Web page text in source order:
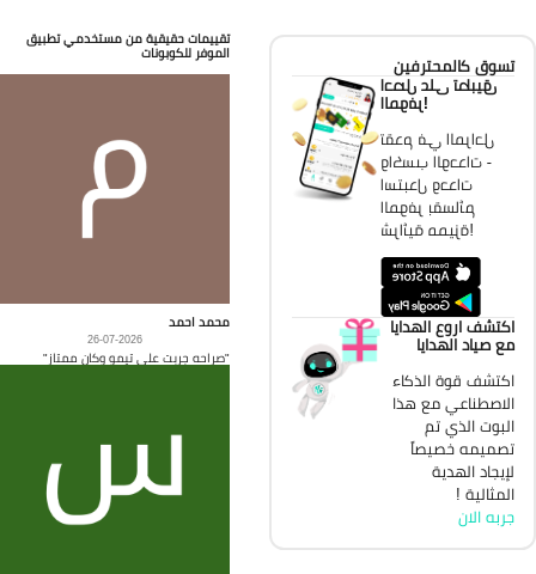
تسوق كالمحترفين
احصل على تطبيق
الموفر!
تقدم في المراحل
واكسب الوحدات -
استبدل وحدات
الموفر بقسائم
شرائية مميزة!
اكتشف اروع الهدايا
مع صياد الهدايا
اكتشف قوة الذكاء
الاصطناعي مع هذا
البوت الذي تم
تصميمه خصيصاً
لإيجاد الهدية
المثالية !
جربه الان
تقييمات حقيقية من مستخدمي تطبيق
الموفر للكوبونات
محمد احمد
26-07-2026
"صراحه جربت على تيمو وكان ممتاز"